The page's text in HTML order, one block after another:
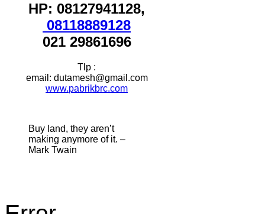
HP: 08127941128,
08118889128
021 29861696
Tlp :
email: dutamesh@gmail.com
www.pabrikbrc.com
Buy land, they aren’t
making anymore of it. –
Mark Twain